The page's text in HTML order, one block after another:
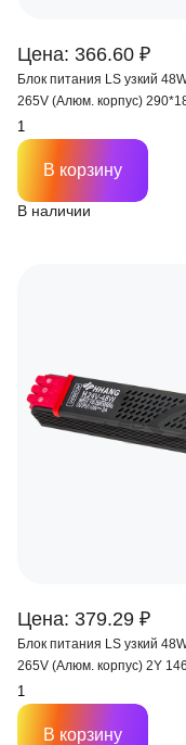
Цена: 366.60 ₽
Блок питания LS узкий 48W DC24V
265V (Алюм. корпус)
В наличии
В корзину
Цена: 379.29 ₽
Блок питания LS узкий 48W DC24V
265V (Алюм. корпус) 2Y
В корзину